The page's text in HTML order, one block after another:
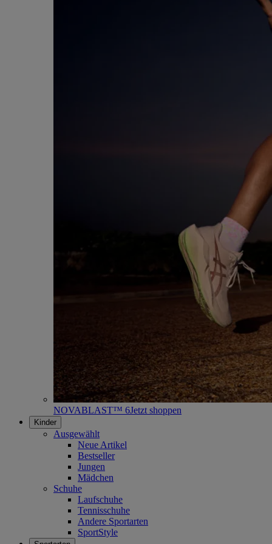
NOVABLAST™ 6Jetzt shoppen
Kinder
Ausgewählt
Neue Artikel
Bestseller
Jungen
Mädchen
Schuhe
Laufschuhe
Tennisschuhe
Andere Sportarten
SportStyle